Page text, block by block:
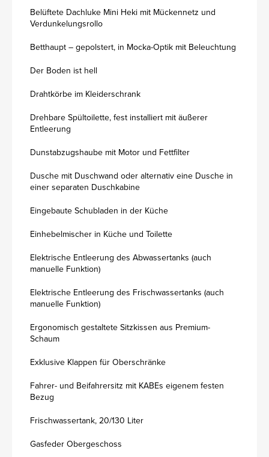
Belüftete Dachluke Mini Heki mit Mückennetz und
Verdunkelungsrollo
Betthaupt – gepolstert, in Mocka-Optik mit Beleuchtung
Der Boden ist hell
Drahtkörbe im Kleiderschrank
Drehbare Spültoilette, fest installiert mit äußerer
Entleerung
Dunstabzugshaube mit Motor und Fettfilter
Dusche mit Duschwand oder alternativ eine Dusche in
einer separaten Duschkabine
Eingebaute Schubladen in der Küche
Einhebelmischer in Küche und Toilette
Elektrische Entleerung des Abwassertanks (auch
manuelle Funktion)
Elektrische Entleerung des Frischwassertanks (auch
manuelle Funktion)
Ergonomisch gestaltete Sitzkissen aus Premium-
Schaum
Exklusive Klappen für Oberschränke
Fahrer- und Beifahrersitz mit KABEs eigenem festen
Bezug
Frischwassertank, 20/130 Liter
Gasfeder Obergeschoss